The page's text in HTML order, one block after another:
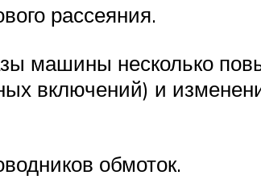
рассеяния.
машины несколько
включений) и
обмоток.